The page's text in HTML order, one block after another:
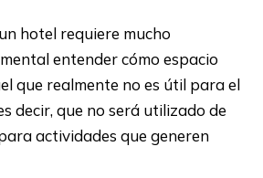
hotel requiere mucho
entender cómo espacio
que realmente no es útil para el
decir, que no será utilizado de
actividades que generen